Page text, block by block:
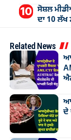
ਸੋਸ਼ਲ
ਦਾ 10 ਲੱਖ
Related News
ਦੇ